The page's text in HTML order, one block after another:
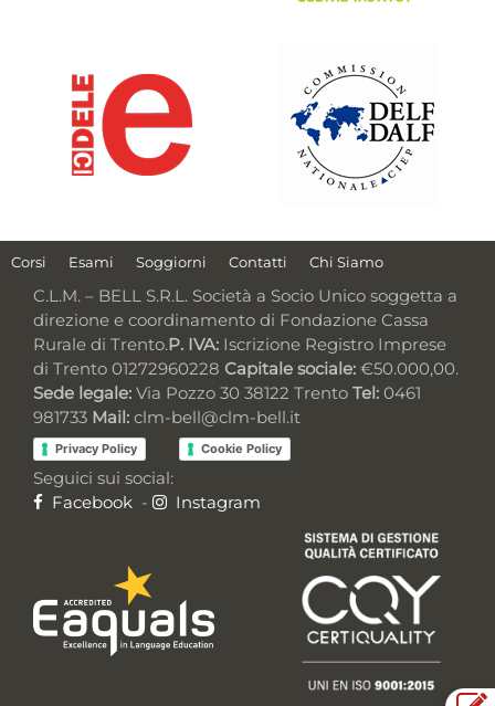
Corsi Esami Soggiorni Contatti Chi Siamo
C.L.M. – BELL S.R.L. Società a Socio Unico soggetta a
direzione e coordinamento di Fondazione Cassa
Rurale di Trento.P. IVA: Iscrizione Registro Imprese
di Trento 01272960228 Capitale sociale: €50.000,00.
Sede legale: Via Pozzo 30 38122 Trento Tel: 0461
981733 Mail: clm-bell@clm-bell.it
Privacy Policy Cookie Policy
Seguici sui social:
Facebook - Instagram